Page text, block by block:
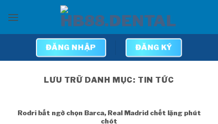
qua
ĐĂNG NHẬP ĐĂNG KÝ
LƯU TRỮ DANH MỤC: TIN TỨC
Rodri bất ngờ chọn Barca, Real Madrid chết lặng phút
chót